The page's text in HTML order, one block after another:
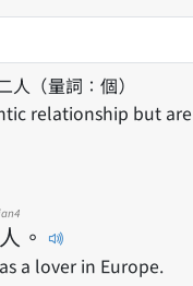
（量詞：個）
人 。
a lover in Europe.